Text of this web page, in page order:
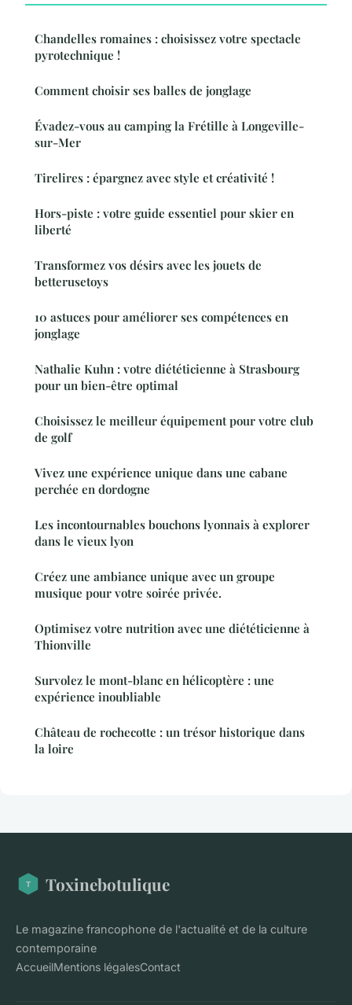
Chandelles romaines : choisissez votre spectacle
pyrotechnique !
Comment choisir ses balles de jonglage
Évadez-vous au camping la Frétille à Longeville-
sur-Mer
Tirelires : épargnez avec style et créativité !
Hors-piste : votre guide essentiel pour skier en
liberté
Transformez vos désirs avec les jouets de
betterusetoys
10 astuces pour améliorer ses compétences en
jonglage
Nathalie Kuhn : votre diététicienne à Strasbourg
pour un bien-être optimal
Choisissez le meilleur équipement pour votre club
de golf
Vivez une expérience unique dans une cabane
perchée en dordogne
Les incontournables bouchons lyonnais à explorer
dans le vieux lyon
Créez une ambiance unique avec un groupe
musique pour votre soirée privée.
Optimisez votre nutrition avec une diététicienne à
Thionville
Survolez le mont-blanc en hélicoptère : une
expérience inoubliable
Château de rochecotte : un trésor historique dans
la loire
Toxinebotulique
Le magazine francophone de l'actualité et de la culture
contemporaine
AccueilMentions légalesContact